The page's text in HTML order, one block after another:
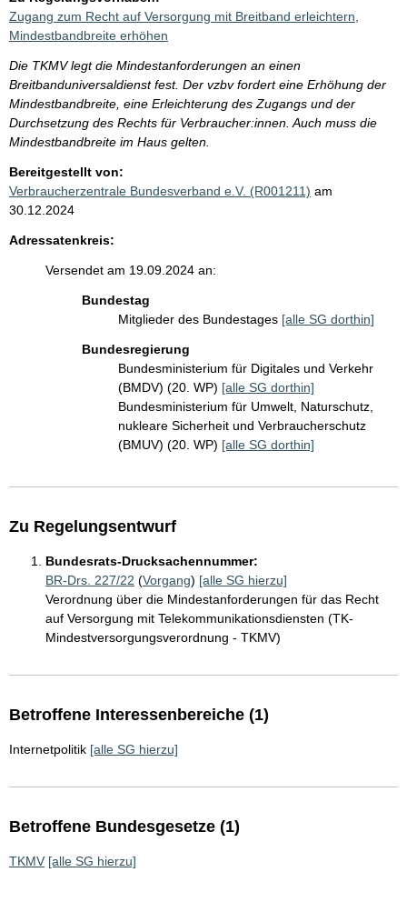
Zugang zum Recht auf Versorgung mit Breitband erleichtern,
Mindestbandbreite erhöhen
Die TKMV legt die Mindestanforderungen an einen
Breitbanduniversaldienst fest. Der vzbv fordert eine Erhöhung der
Mindestbandbreite, eine Erleichterung des Zugangs und der
Durchsetzung des Rechts für Verbraucher:innen. Auch muss die
Mindestbandbreite im Haus gelten.
Bereitgestellt von:
Verbraucherzentrale Bundesverband e.V. (R001211) am
30.12.2024
Adressatenkreis:
Versendet am 19.09.2024 an:
Bundestag
Mitglieder des Bundestages [alle SG dorthin]
Bundesregierung
Bundesministerium für Digitales und Verkehr
(BMDV) (20. WP) [alle SG dorthin]
Bundesministerium für Umwelt, Naturschutz,
nukleare Sicherheit und Verbraucherschutz
(BMUV) (20. WP) [alle SG dorthin]
Zu Regelungsentwurf
Bundesrats-Drucksachennummer:
BR-Drs. 227/22 (Vorgang) [alle SG hierzu]
Verordnung über die Mindestanforderungen für das Recht
auf Versorgung mit Telekommunikationsdiensten (TK-
Mindestversorgungsverordnung - TKMV)
Betroffene Interessenbereiche (1)
Internetpolitik [alle SG hierzu]
Betroffene Bundesgesetze (1)
TKMV [alle SG hierzu]